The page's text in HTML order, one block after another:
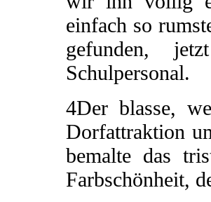
einfach so
gefunden,
Schulpersonal.
4Der blasse,
Dorfattraktion
bemalte das
Farbschönheit,